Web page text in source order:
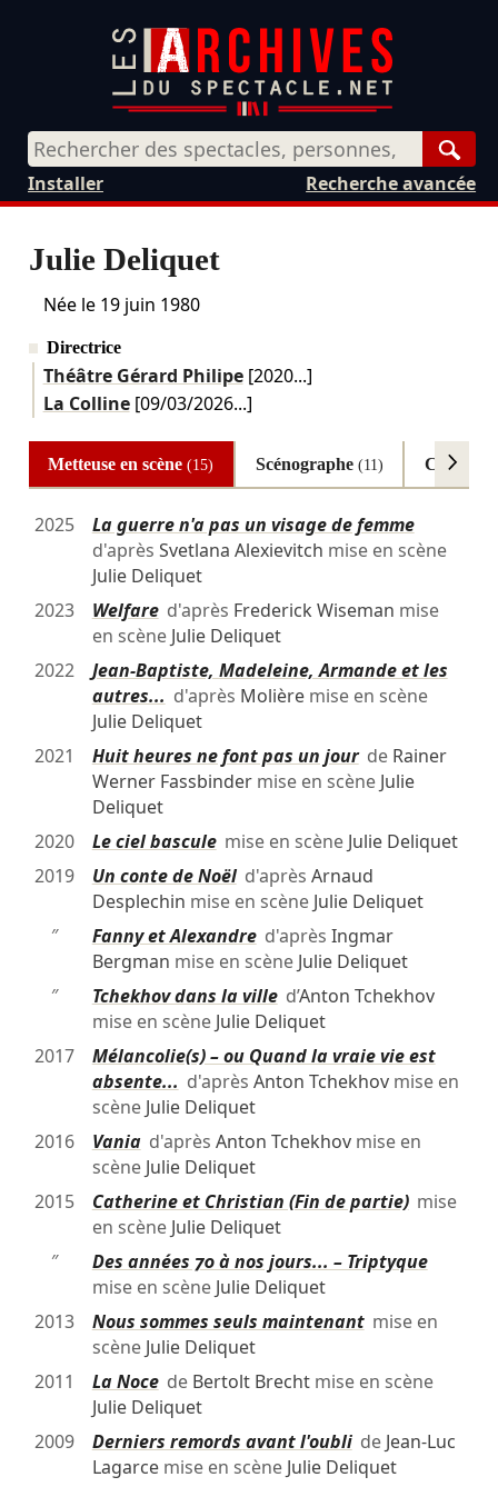
Recherche avancée
Installer
Julie Deliquet
Née le 19 juin 1980
Directrice
Théâtre Gérard Philipe[2020...]
La Colline[09/03/2026...]
Metteuse en scène(15) Scénographe (11)
2025
La guerre n'a pas un visage de femme
d'après Svetlana Alexievitch mise en scène
Julie Deliquet
2023
Welfared'après Frederick Wiseman mise
en scène Julie Deliquet
2022
Jean-Baptiste, Madeleine, Armande et les
autres... d'après Molièremise en scène
Julie Deliquet
2021
Huit heures ne font pas un jourde Rainer
Werner Fassbindermise en scène Julie
Deliquet
2020
Le ciel basculemise en scène Julie Deliquet
2019
Un conte de Noëld'après Arnaud
Desplechin mise en scène Julie Deliquet
″
Fanny et Alexandred'après Ingmar
Bergman mise en scène Julie Deliquet
″
Tchekhov dans la villed’Anton Tchekhov
mise en scène Julie Deliquet
2017
Mélancolie(s) – ou Quand la vraie vie est
absente... d'après Anton Tchekhovmise en
scène Julie Deliquet
2016
Vaniad'après Anton Tchekhovmise en
scène Julie Deliquet
2015
Catherine et Christian (Fin de partie)mise
en scène Julie Deliquet
″
Des années 70 à nos jours... – Triptyque
mise en scène Julie Deliquet
2013
Nous sommes seuls maintenantmise en
scène Julie Deliquet
2011
La Nocede Bertolt Brechtmise en scène
Julie Deliquet
2009
Derniers remords avant l'oublide Jean-Luc
Lagarcemise en scène Julie Deliquet